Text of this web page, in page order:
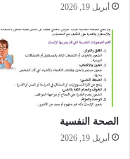
أبريل 19, 2026
الصحة النفسية
أبريل 19, 2026